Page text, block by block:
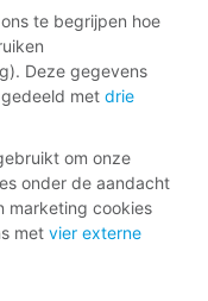
te begrijpen hoe
Deze gegevens
met drie
om onze
onder de aandacht
marketing cookies
met vier externe